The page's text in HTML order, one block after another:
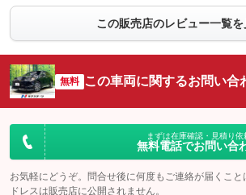
この販売店のレビュー一覧を
無料 この車両に関するお問い合
まずは在庫確認・見積り依
無料電話でお問い合
お気軽にどうぞ。問合せ後に何度もご連絡が届くこ
ドレスは販売店に公開されません。